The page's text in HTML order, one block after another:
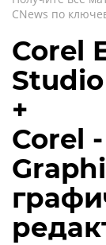
CNews по
Corel
Studio
+
Corel